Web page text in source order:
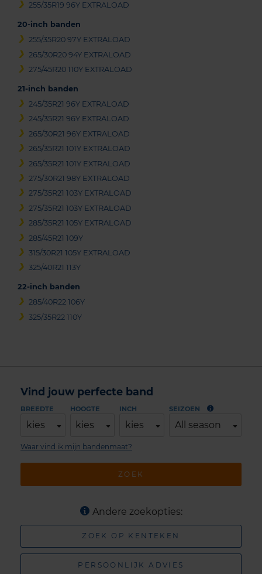
255/35R19 96Y EXTRALOAD
20-inch banden
255/35R20 97Y EXTRALOAD
265/30R20 94Y EXTRALOAD
275/45R20 110Y EXTRALOAD
21-inch banden
245/35R21 96Y EXTRALOAD
245/35R21 96Y EXTRALOAD
265/30R21 96Y EXTRALOAD
265/35R21 101Y EXTRALOAD
265/35R21 101Y EXTRALOAD
275/30R21 98Y EXTRALOAD
275/35R21 103Y EXTRALOAD
275/35R21 103Y EXTRALOAD
285/35R21 105Y EXTRALOAD
285/45R21 109Y
315/30R21 105Y EXTRALOAD
325/40R21 113Y
22-inch banden
285/40R22 106Y
325/35R22 110Y
Vind jouw perfecte band
BREEDTE
kies
HOOGTE
kies
INCH
kies
SEIZOEN
All season
ZOEK
Waar vind ik mijn bandenmaat?
Andere zoekopties:
ZOEK OP KENTEKEN
PERSOONLIJK ADVIES